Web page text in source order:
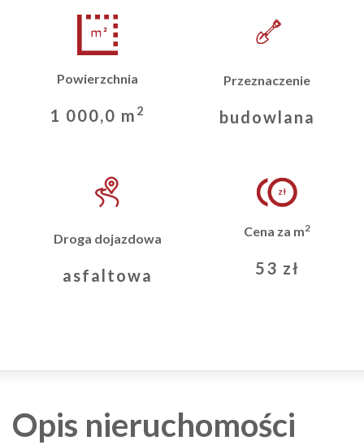
Powierzchnia
1 000,0 m 2
Przeznaczenie
budowlana
Droga dojazdowa
asfaltowa
Cena za m2
53 zł
Opis nieruchomości